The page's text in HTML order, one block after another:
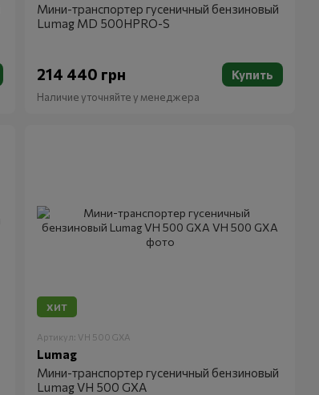
Мини-транспортер гусеничный бензиновый
Lumag MD 500HPRO-S
214 440 грн Купить
Наличие уточняйте у менеджера
ХИТ
Артикул: VH 500 GXA
Lumag
Мини-транспортер гусеничный бензиновый
Lumag VH 500 GXA